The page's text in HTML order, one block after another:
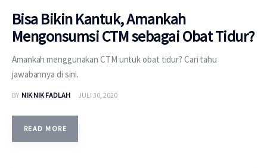
Bisa Bikin Kantuk, Amankah
Mengonsumsi CTM sebagai Obat Tidur?
Amankah menggunakan CTM untuk obat tidur? Cari tahu
jawabannya di sini.
BY NIK NIK FADLAH JULI 30, 2020
READ MORE